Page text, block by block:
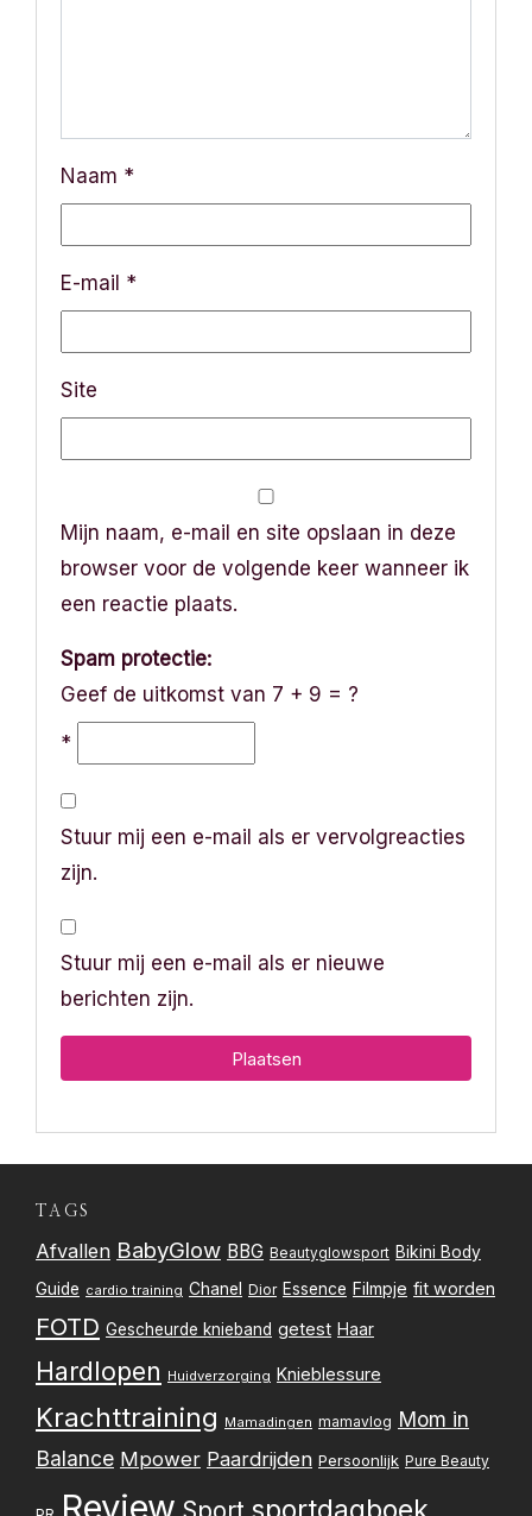
Naam *
E-mail *
Site
Mijn naam, e-mail en site opslaan in deze
browser voor de volgende keer wanneer ik
een reactie plaats.
Spam protectie:
Geef de uitkomst van 7 + 9 = ?
*
Stuur mij een e-mail als er vervolgreacties
zijn.
Stuur mij een e-mail als er nieuwe
berichten zijn.
TAGS
Afvallen BabyGlow BBG Beautyglowsport Bikini Body
Guide cardio training Chanel Dior Essence Filmpje fit worden
FOTD Gescheurde knieband getest Haar
Hardlopen Huidverzorging Knieblessure
Krachttraining Mamadingen mamavlog Mom in
Balance Mpower Paardrijden Persoonlijk Pure Beauty
Review